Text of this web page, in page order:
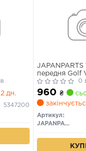
дн.
5347200
передня Golf
III,IV,Scirocco
0
960 ₴
Артикул:
JAPANPARTS